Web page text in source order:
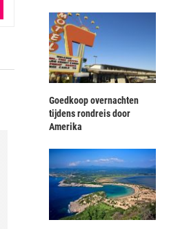
Goedkoop overnachten
tijdens rondreis door
Amerika